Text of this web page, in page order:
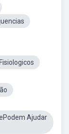
Ajudar